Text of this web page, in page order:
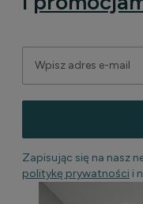
Zapisując się na nasz
politykę prywatności i